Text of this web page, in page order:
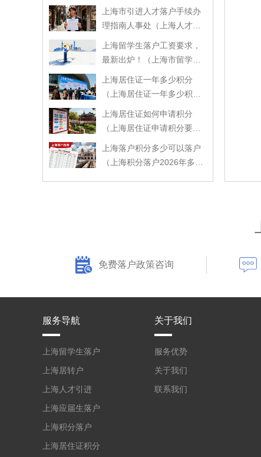
需要什么材料）
上海市引进人才落户手续办
理指南人事处（上海人才引
进落户特别程序）
上海留学生落户工资要求，
最新出炉！（上海市留学生
落户工资要求）
上海居住证一年多少积分
（上海居住证一年多少积分
可以落户）
上海居住证如何申请积分
（上海居住证申请积分要多
久）
上海落户积分多少可以落户
（上海积分落户2026年多少
免费落户政策咨询
服务导航
上海留学生落户
上海居转户
上海人才引进
上海应届生落户
上海积分落户
上海居住证积分
关于我们
服务优势
关于我们
联系我们